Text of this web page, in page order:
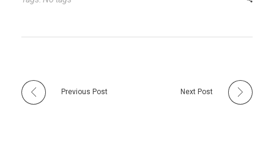
Previous Post Next Post